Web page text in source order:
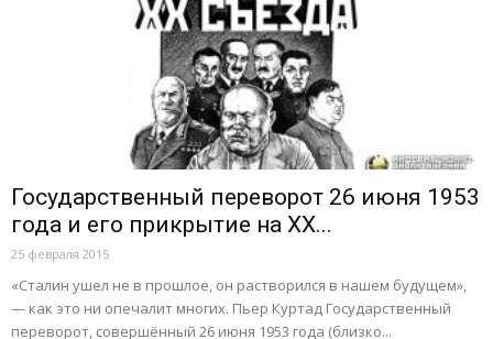
Государственный переворот 26 июня 1953
года и его прикрытие на XX...
25 февраля 2015
«Сталин ушел не в прошлое, он растворился в нашем будущем»,
— как это ни опечалит многих. Пьер Куртад Государственный
переворот, совершённый 26 июня 1953 года (близко...